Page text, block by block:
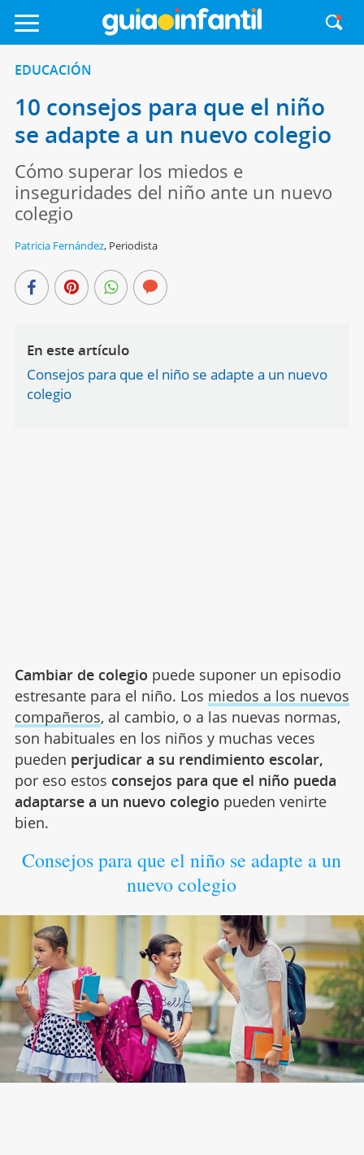
EDUCACIÓN
10 consejos para que el niño
se adapte a un nuevo colegio
Cómo superar los miedos e
inseguridades del niño ante un nuevo
colegio
Patricia Fernández, Periodista
En este artículo
Consejos para que el niño se adapte a un nuevo
colegio
Cambiar de colegio puede suponer un episodio
estresante para el niño. Los miedos a los nuevos
compañeros, al cambio, o a las nuevas normas,
son habituales en los niños y muchas veces
pueden perjudicar a su rendimiento escolar,
por eso estos consejos para que el niño pueda
adaptarse a un nuevo colegio pueden venirte
bien.
Consejos para que el niño se adapte a un
nuevo colegio